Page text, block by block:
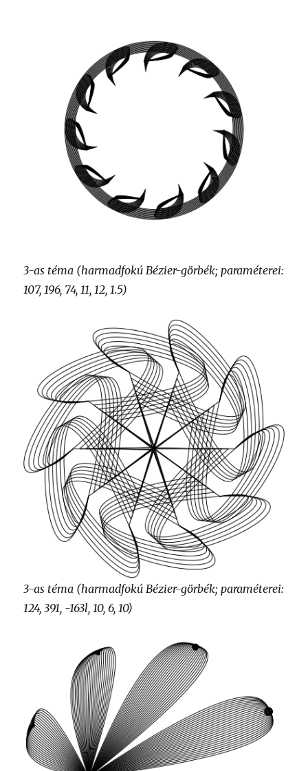
3-as téma (harmadfokú Bézier-görbék; paraméterei:
107, 196, 74, 11, 12, 1.5)
3-as téma (harmadfokú Bézier-görbék; paraméterei:
124, 391, -163l, 10, 6, 10)